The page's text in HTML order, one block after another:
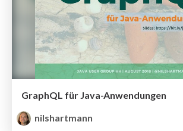
GraphQL für Java-Anwendungen
nilshartmann